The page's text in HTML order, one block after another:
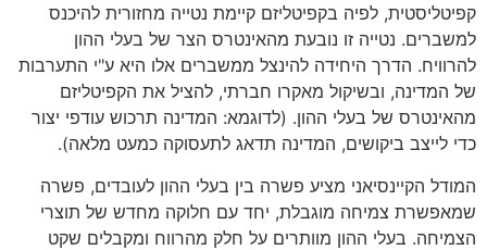
קפיטליסטית, לפיה בקפיטליזם קיימת נטייה מחזורית להיכנס
למשברים. נטייה זו נובעת מהאינטרס הצר של בעלי ההון
להרוויח. הדרך היחידה להינצל ממשברים אלו היא ע"י התערבות
של המדינה, ובשיקול מאקרו חברתי, להציל את הקפיטליזם
מהאינטרס של בעלי ההון. (לדוגמא: המדינה תרכוש עודפי יצור
כדי לייצב ביקושים, המדינה תדאג לתעסוקה כמעט מלאה).
המודל הקיינסיאני מציע פשרה בין בעלי ההון לעובדים, פשרה
שמאפשרת צמיחה מוגבלת, יחד עם חלוקה מחדש של תוצרי
הצמיחה. בעלי ההון מוותרים על חלק מהרווח ומקבלים שקט